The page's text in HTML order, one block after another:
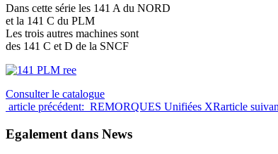
Dans cette série les 141 A du NORD
et la 141 C du PLM
Les trois autres machines sont
des 141 C et D de la SNCF
Consulter le catalogue
article précédent: REMORQUES Unifiées XRarticle
Egalement dans News